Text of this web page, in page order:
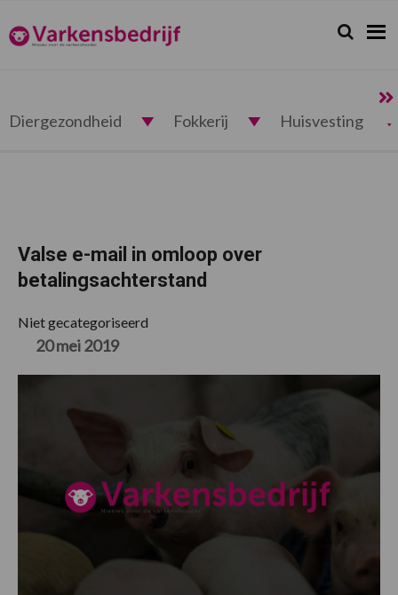
de
hoofdnavigatie
de
hoofd
de
eerste
de
voettekst
Varkensbedrijf.nl Zoeken...
Zoek
Diergezondheid Fokkerij Huisvesting
Valse e-mail in omloop over
betalingsachterstand
Niet gecategoriseerd
20 mei 2019